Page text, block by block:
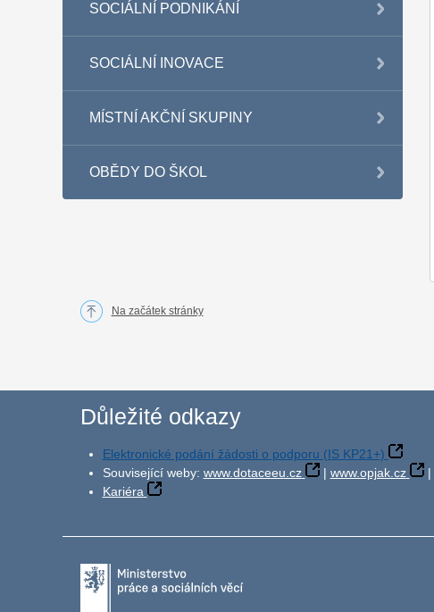
SOCIÁLNÍ PODNIKÁNÍ
SOCIÁLNÍ INOVACE
MÍSTNÍ AKČNÍ SKUPINY
OBĚDY DO ŠKOL
Na začátek stránky
Důležité odkazy
Elektronické podání žádosti o podporu (IS KP21+)
Související weby: www.dotaceeu.cz | www.opjak.cz |
Kariéra